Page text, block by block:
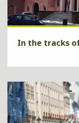
In the tracks
show it to you
relaxation in an
ZISTIŤ VIAC